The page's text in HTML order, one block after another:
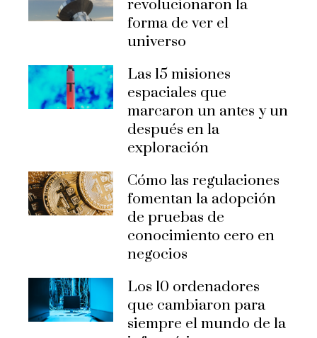
revolucionaron la
forma de ver el
universo
Las 15 misiones
espaciales que
marcaron un antes y un
después en la
exploración
Cómo las regulaciones
fomentan la adopción
de pruebas de
conocimiento cero en
negocios
Los 10 ordenadores
que cambiaron para
siempre el mundo de la